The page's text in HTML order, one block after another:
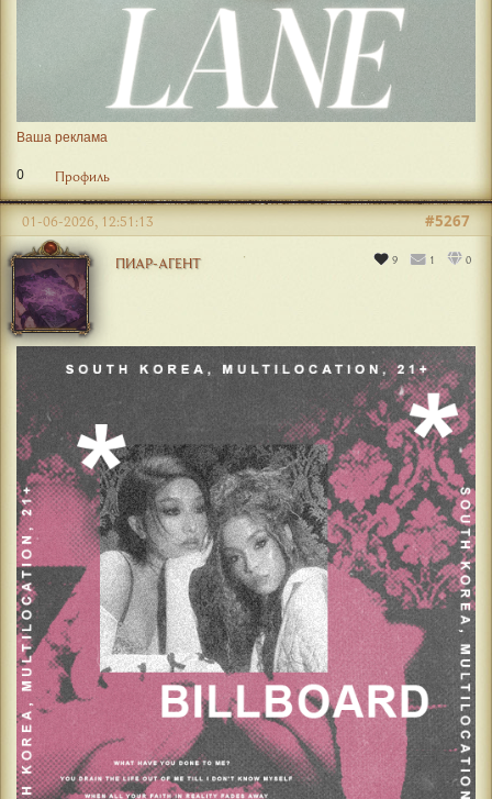
Ваша реклама
0 Профиль
ПИАР-АГЕНТ 9 1 0
#5267
01-06-2026, 12:51:13